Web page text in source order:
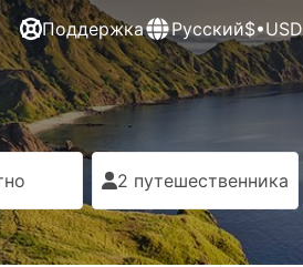
Поддержка Русский$•USD
2 путешественника